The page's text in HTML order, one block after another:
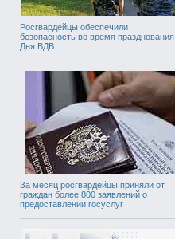
Росгвардейцы обеспечили
безопасность во время празднования
Дня ВДВ
За месяц росгвардейцы приняли от
граждан более 800 заявлений о
предоставлении госуслуг